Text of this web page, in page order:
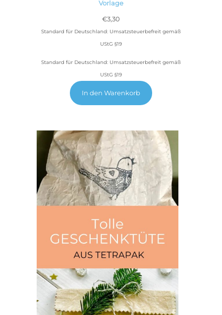
Vorlage
€3,30
Standard für Deutschland: Umsatzsteuerbefreit gemäß
UStG §19
Standard für Deutschland: Umsatzsteuerbefreit gemäß
UStG §19
In den Warenkorb